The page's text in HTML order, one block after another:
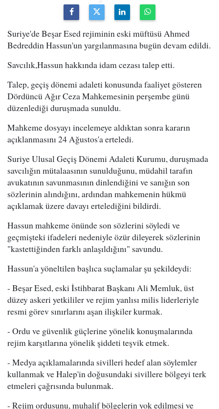
Suriye'de Beşar Esed rejiminin eski müftüsü Ahmed
Bedreddin Hassun'un yargılanmasına bugün devam edildi.
Savcılık,Hassun hakkında idam cezası talep etti.
Talep, geçiş dönemi adaleti konusunda faaliyet gösteren
Dördüncü Ağır Ceza Mahkemesinin perşembe günü
düzenlediği duruşmada sunuldu.
Mahkeme dosyayı incelemeye aldıktan sonra kararın
açıklanmasını 24 Ağustos'a erteledi.
Suriye Ulusal Geçiş Dönemi Adaleti Kurumu, duruşmada
savcılığın mütalaasının sunulduğunu, müdahil tarafın
avukatının savunmasının dinlendiğini ve sanığın son
sözlerinin alındığını, ardından mahkemenin hükmü
açıklamak üzere davayı ertelediğini bildirdi.
Hassun mahkeme önünde son sözlerini söyledi ve
geçmişteki ifadeleri nedeniyle özür dileyerek sözlerinin
"kastettiğinden farklı anlaşıldığını" savundu.
Hassun'a yöneltilen başlıca suçlamalar şu şekildeydi:
- Beşar Esed, eski İstihbarat Başkanı Ali Memluk, üst
düzey askeri yetkililer ve rejim yanlısı milis liderleriyle
resmi görev sınırlarını aşan ilişkiler kurmak.
- Ordu ve güvenlik güçlerine yönelik konuşmalarında
rejim karşıtlarına yönelik şiddeti teşvik etmek.
- Medya açıklamalarında sivilleri hedef alan söylemler
kullanmak ve Halep'in doğusundaki sivillere bölgeyi terk
etmeleri çağrısında bulunmak.
- Rejim ordusunu, muhalif bölgelerin yok edilmesi ve